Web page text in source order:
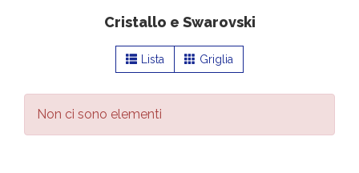
Cristallo e Swarovski
Lista Griglia
Non ci sono elementi